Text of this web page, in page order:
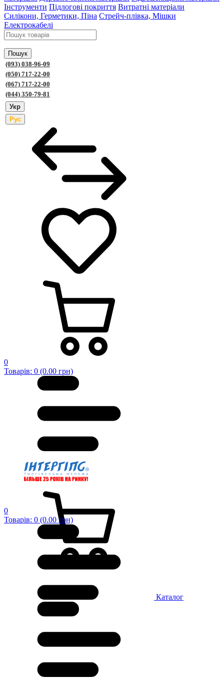
Інструменти Підлогові покриття Витратні матеріали
Силікони, Герметики, Піна Стрейч-плівка, Мішки
Електрокабелі
Пошук
(093) 038-96-09
(050) 717-22-00
(067) 717-22-00
(044) 350-79-81
Укр
Рус
0
Товарів: 0 (0.00 грн)
0
Товарів: 0 (0.00 грн)
Каталог